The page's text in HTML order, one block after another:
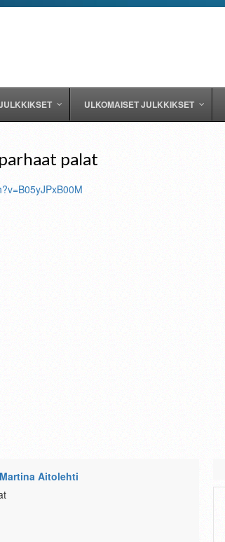
ULKOMAISET JULKKIKSET
palat
Martina Aitolehti